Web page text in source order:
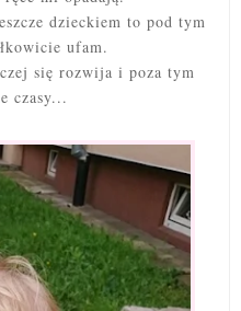
dzieckiem to pod tym
ufam.
się rozwija i poza tym
czasy...